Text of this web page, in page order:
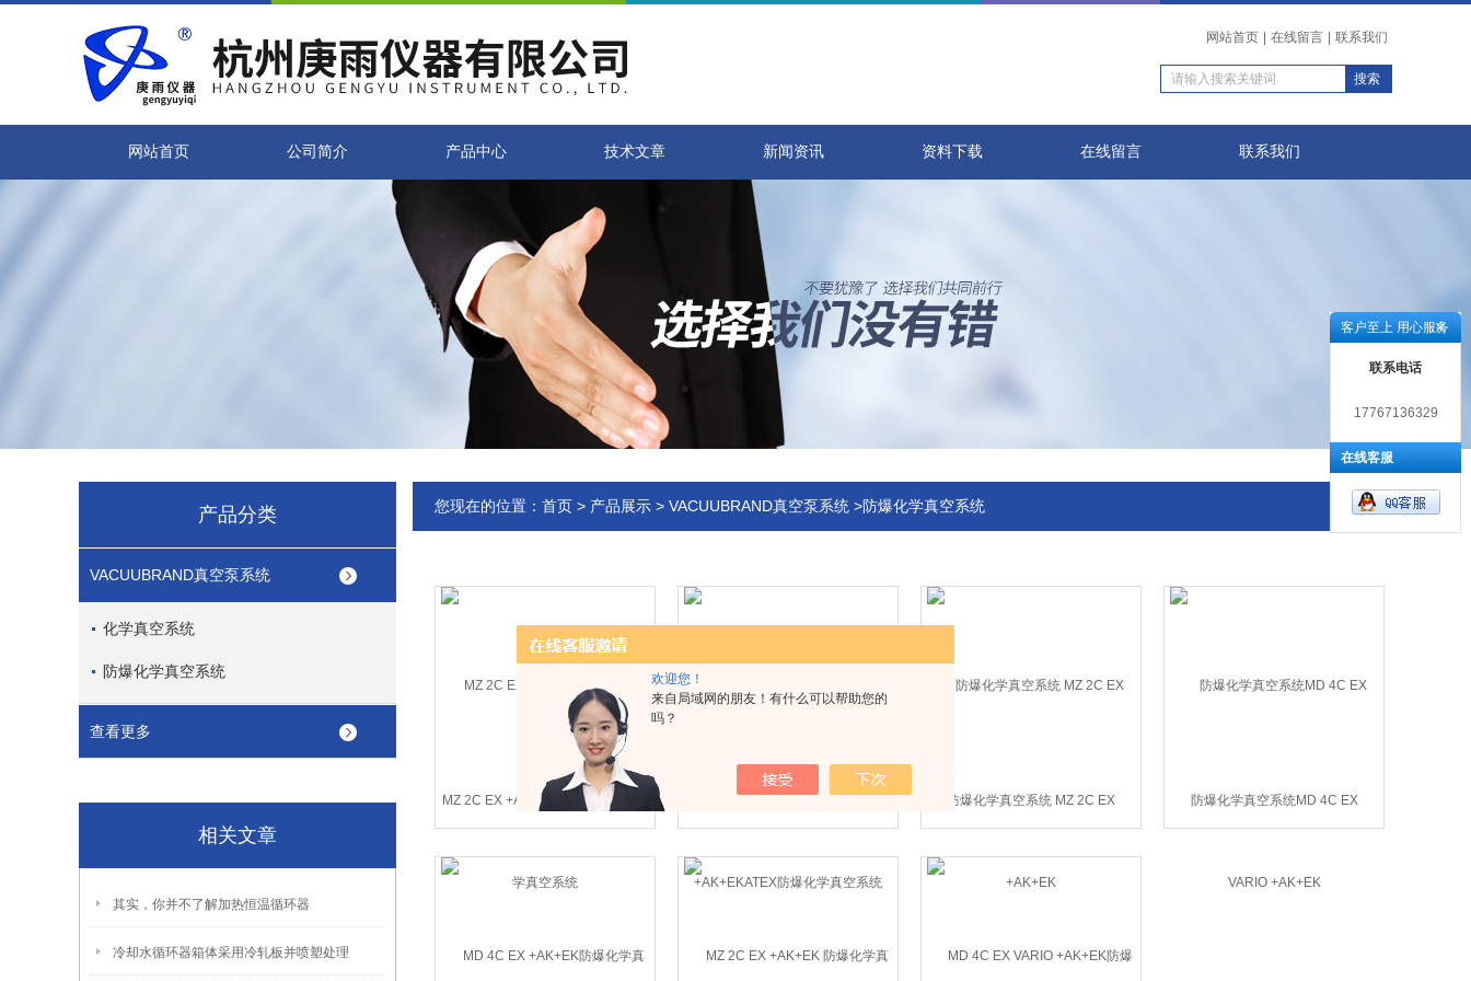
欢迎您！
来自局域网的朋友！有什么可以帮助您的
吗？
网站首页 在线留言 联系我们
网站首页 公司简介 产品中心 技术文章 新闻资讯 资料下载 在线留言 联系我们
产品分类
VACUUBRAND真空泵系统
化学真空系统
防爆化学真空系统
查看更多
相关文章
其实，你并不了解加热恒温循环器
冷却水循环器箱体采用冷轧板并喷塑处理
您现在的位置： 首页 > 产品展示 > VACUUBRAND真空泵系统 >防爆化学真空系统
MZ 2C EX +AK+EK进口防爆化学真
空系统 爆化学真空系统
防爆化学真空系统 MZ 2C EX
+AK+EK
防爆化学真空系统MD 4C EX
VARIO +AK+EK
客户至上 用心服务
联系电话
17767136329
在线客服